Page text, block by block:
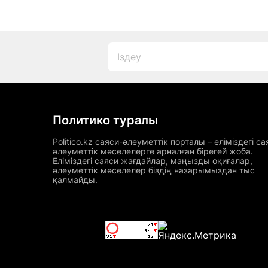
Политико туралы
Politico.kz саяси-әлеуметтік порталы – еліміздегі
әлеуметтік мәселелерге арналған бірегей жоба.
Еліміздегі саяси жағдайлар, маңызды оқиғалар,
әлеуметтік мәселелер біздің назарымыздан тыс
қалмайды.